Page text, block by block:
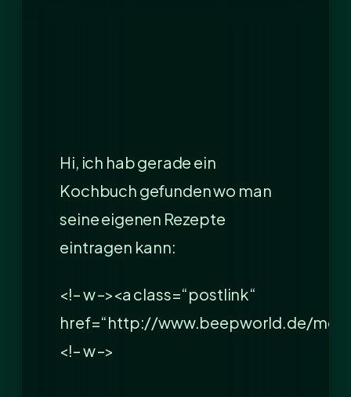
Hi, ich hab gerade ein
Kochbuch gefunden wo man
seine eigenen Rezepte
eintragen kann:
<!– w –><a class=“postlink“
href=“http://www.beepworld.de/
<!– w –>